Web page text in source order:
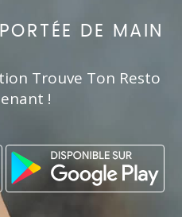
DE MAIN
Trouve Ton Resto
!